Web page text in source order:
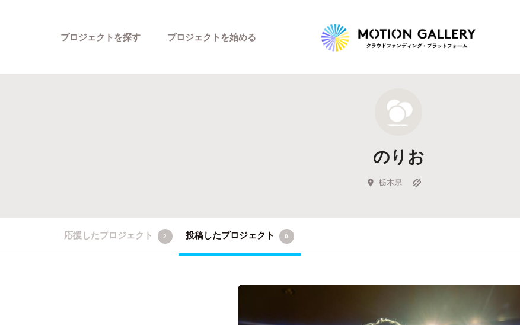
プロジェクトを探す
新着プロジェクト
Feature
キュレーターから探す
プロジェクトを始める
のりお
栃木県
応援したプロジェクト 2 投稿したプロジェクト 0